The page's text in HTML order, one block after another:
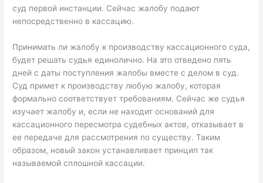
суд первой инстанции. Сейчас жалобу подают
непосредственно в кассацию.
Принимать ли жалобу к производству кассационного суда,
будет решать судья единолично. На это отведено пять
дней с даты поступления жалобы вместе с делом в суд.
Суд примет к производству любую жалобу, которая
формально соответствует требованиям. Сейчас же судья
изучает жалобу и, если не находит оснований для
кассационного пересмотра судебных актов, отказывает в
ее передаче для рассмотрения по существу. Таким
образом, новый закон устанавливает принцип так
называемой сплошной кассации.